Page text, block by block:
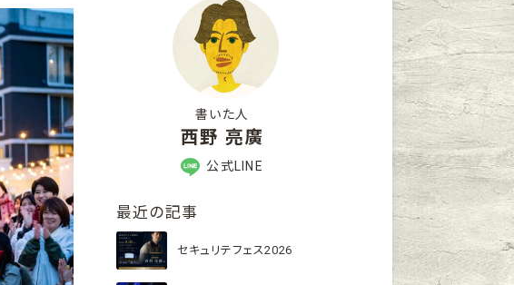
書いた人
西野 亮廣
公式LINE
最近の記事
セキュリテフェス2026